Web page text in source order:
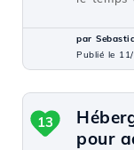
par
Publié le
pour
13